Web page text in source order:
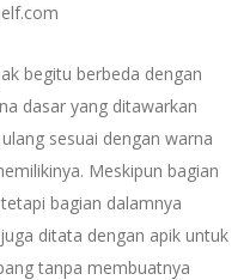
begitu berbeda dengan
dasar yang ditawarkan
sesuai dengan warna
Meskipun bagian
bagian dalamnya
ditata dengan apik untuk
tanpa membuatnya